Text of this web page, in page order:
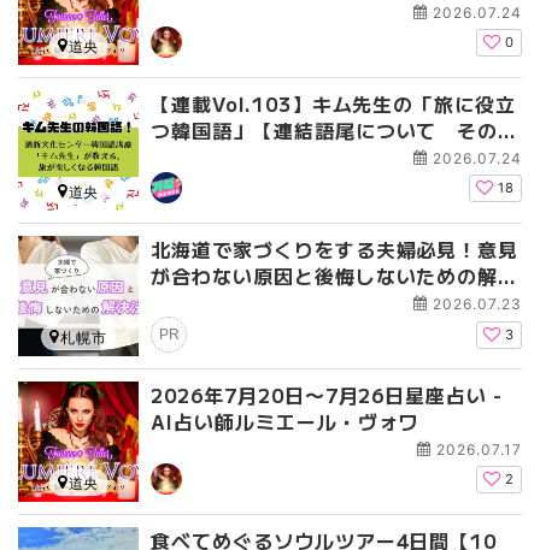
2026.07.24
0
道央
【連載Vol.103】キム先生の「旅に役立
つ韓国語」【連結語尾について その
2026.07.24
18
道央
北海道で家づくりをする夫婦必見！意見
が合わない原因と後悔しないための解決
2026.07.23
PR 3
札幌市
2026年7月20日〜7月26日星座占い -
AI占い師ルミエール・ヴォワ
2026.07.17
2
道央
食べてめぐるソウルツアー4日間【10